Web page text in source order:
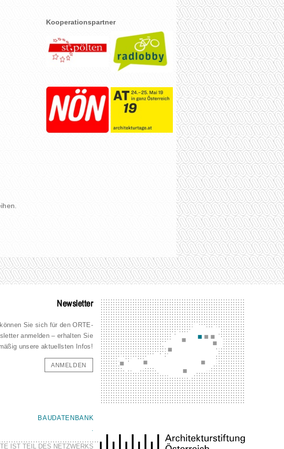
Kooperationspartner
Newsletter
Sie sich für den ORTE-
anmelden – erhalten Sie
unsere aktuellsten Infos!
ANMELDEN
BAUDATENBANK
IST TEIL DES NETZWERKS